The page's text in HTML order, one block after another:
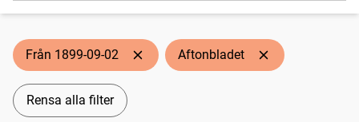
Från 1899-09-02 Aftonbladet
Rensa alla filter